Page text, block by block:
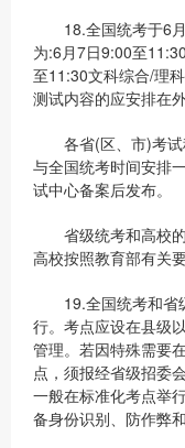
18.全国统考于6月
为:6月7日9:00至
至11:30文科综合/理
测试内容的应安排在
各省(区、市)考试
与全国统考时间安排
试中心备案后发布。
省级统考和高校的
高校按照教育部有关
19.全国统考和省
行。考点应设在县级
管理。若因特殊需要
点，须报经省级招委
一般在标准化考点举
备身份识别、防作弊